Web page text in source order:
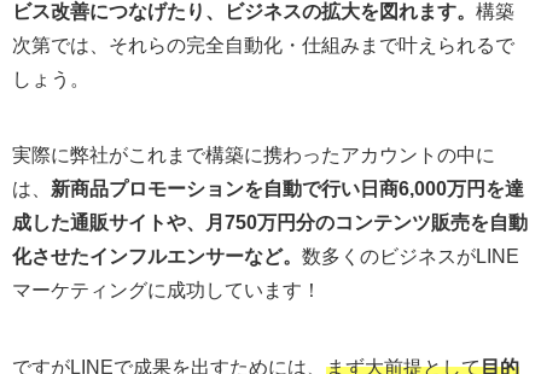
ビス改善につなげたり、ビジネスの拡大を図れます。 構築
次第では、それらの完全自動化・仕組みまで叶えられるで
しょう。
実際に弊社がこれまで構築に携わったアカウントの中に
は、 新商品プロモーションを自動で行い日商6,000万円を達
成した通販サイトや、月750万円分のコンテンツ販売を自動
化させたインフルエンサーなど。 数多くのビジネスがLINE
マーケティングに成功しています！
ですがLINEで成果を出すためには、 まず大前提として目的